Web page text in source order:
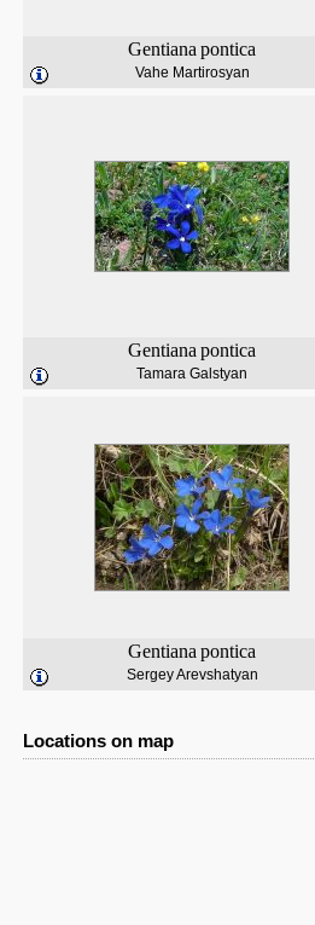
Gentiana pontica
Vahe Martirosyan
Gentiana pontica
Tamara Galstyan
Gentiana pontica
Sergey Arevshatyan
Locations on map